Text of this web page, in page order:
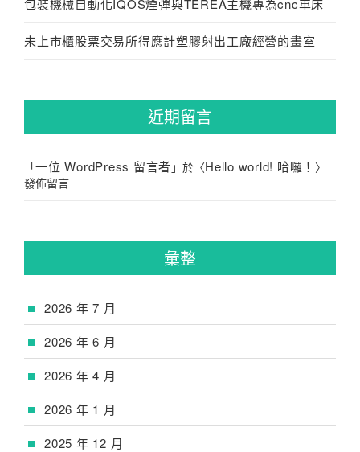
包裝機械自動化IQOS煙彈與TEREA主機專為cnc車床
未上市櫃股票交易所得應計塑膠射出工廠經營的畫室
近期留言
「一位 WordPress 留言者 」於〈Hello world! 哈囉！ 〉
發佈留言
彙整
2026 年 7 月
2026 年 6 月
2026 年 4 月
2026 年 1 月
2025 年 12 月